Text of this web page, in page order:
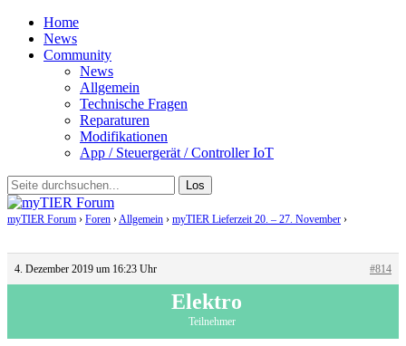
Home
News
Community
News
Allgemein
Technische Fragen
Reparaturen
Modifikationen
App / Steuergerät / Controller IoT
myTIER Forum › Foren ›Allgemein › myTIER Lieferzeit 20. – 27. November ›
4. Dezember 2019 um 16:23 Uhr #814
Elektro
Teilnehmer